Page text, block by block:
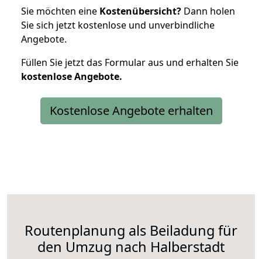
Sie möchten eine Kostenübersicht? Dann holen
Sie sich jetzt kostenlose und unverbindliche
Angebote.
Füllen Sie jetzt das Formular aus und erhalten Sie
kostenloseAngebote.
Kostenlose Angebote erhalten
Routenplanung als Beiladung für
den Umzug nach Halberstadt